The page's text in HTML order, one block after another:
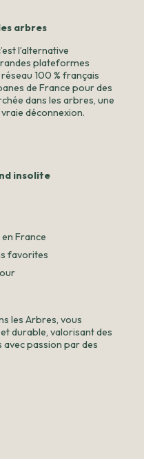
arbres
l’alternative
plateformes
100 % français
de France pour des
dans les arbres, une
déconnexion.
insolite
France
favorites
les Arbres, vous
durable, valorisant des
passion par des